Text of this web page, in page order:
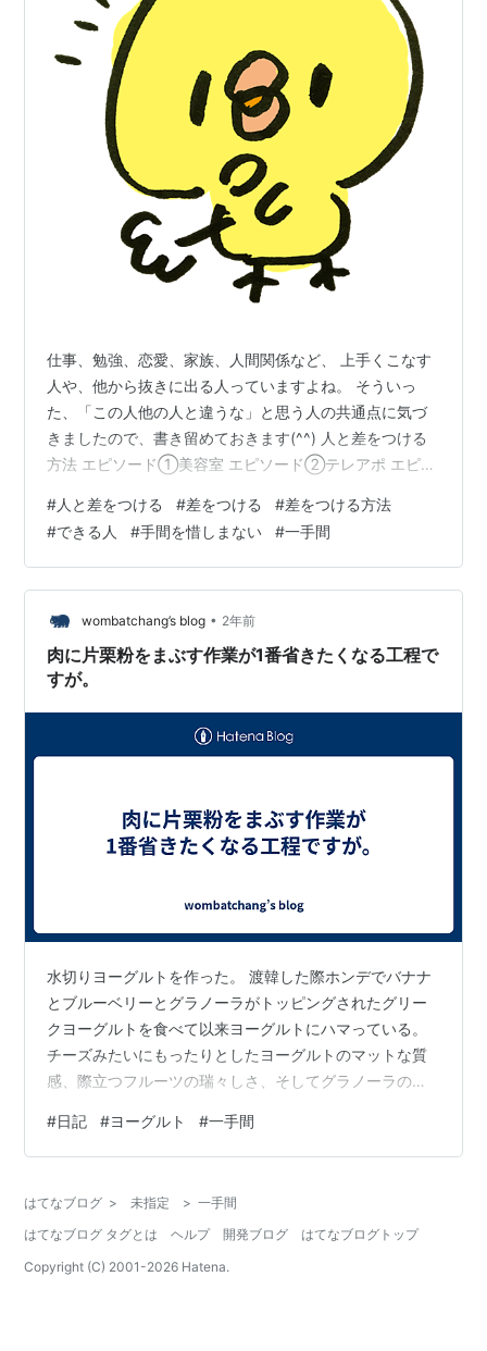
仕事、勉強、恋愛、家族、人間関係など、 上手くこなす
人や、他から抜きに出る人っていますよね。 そういっ
た、「この人他の人と違うな」と思う人の共通点に気づ
きましたので、書き留めておきます(^^) 人と差をつける
方法 エピソード①美容室 エピソード②テレアポ エピソ
ける方法は、ズバリ、 『面倒な一手間を惜しまない』 で
す。 例えば、誰かに依頼をするメール。 私は仕事で社内
の人に送るメールに、 「お手数おかけして申し訳ないの
ですが」 「お忙しい中申し訳ないのですが」 「お時間が
ある時で構いませんので」 「いつもありがとうございま
す」 などといった…
#人と差をつける #差をつける #差をつける方法
#できる人 #手間を惜しまない #一手間
wombatchang’s blog • 2年前
肉に片栗粉をまぶす作業が1番省きたくなる工程で
すが。
水切りヨーグルトを作った。 渡韓した際ホンデでバナナ
とブルーベリーとグラノーラがトッピングされたグリー
クヨーグルトを食べて以来ヨーグルトにハマっている。
チーズみたいにもったりとしたヨーグルトのマットな質
感、際立つフルーツの瑞々しさ、そしてグラノーラのカ
クションのおかげでまじで飽きない。ヨーグルトって遊
園地だったんですね！！！ しかし日本のスーパーで売っ
が残っているものが多く、色々試してみたけどなかなか
あの遊園地に再訪することができない。普通のヨーグル
トの水分を抜くことで、もったりヨーグルトを簡単…
#日記 #ヨーグルト #一手間
はてなブログ > 未指定 > 一手間
はてなブログ タグとは
ヘルプ 開発ブログ
はてなブログトップ
Copyright (C) 2001-2026 Hatena.